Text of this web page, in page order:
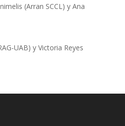
(Arran SCCL) y Ana
UAB) y Victoria Reyes